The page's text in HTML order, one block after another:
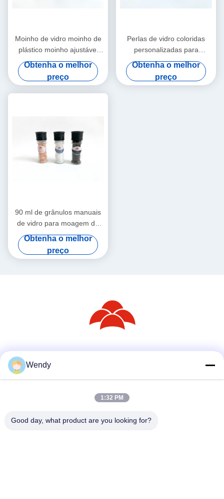
Moinho de vidro moinho de
plástico moinho ajustável
100 ml recarregável
Obtenha o melhor
preço
Perlas de vidro coloridas
personalizadas para
moagem feitas de frasco de
Obtenha o melhor
preço
90 ml de grânulos manuais
de vidro para moagem de
material de vidro de frasco
Obtenha o melhor
preço
Contato rápido
Telefone
Wendy
1:32 PM
Good day, what product are you looking for?